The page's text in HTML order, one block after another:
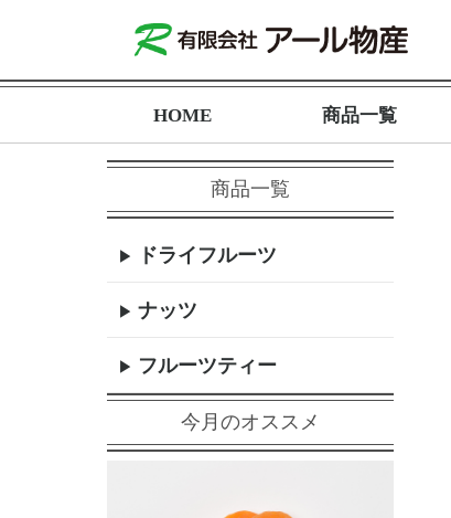
HOME 商品一覧
商品一覧
ドライフルーツ
ナッツ
フルーツティー
今月のオススメ